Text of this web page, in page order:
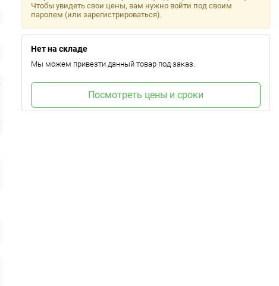
Чтобы увидеть свои цены, вам нужно войти под своим
паролем (или зарегистрироваться).
Нет на складе
Мы можем привезти данный товар под заказ.
Посмотреть цены и сроки